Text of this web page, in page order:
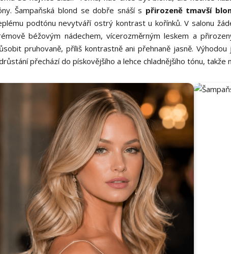
Šampaňská blond se dobře snáší s přirozeně tmavší
podtónu nevytváří ostrý kontrast u kořínků. V salonu
béžovým nádechem, vícerozměrným leskem a
pruhovaně, příliš kontrastně ani přehnaně jasně. Výhodou
přechází do pískovějšího a lehce chladnějšího tónu, takže